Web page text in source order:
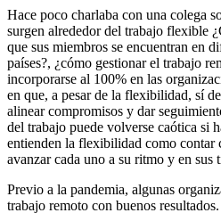
Hace poco charlaba con una colega
surgen alrededor del trabajo flexible
que sus miembros se encuentran en
países?, ¿cómo gestionar el trabajo
incorporarse al 100% en las
en que, a pesar de la flexibilidad, sí
alinear compromisos y dar
del trabajo puede volverse caótica si
entienden la flexibilidad como contar
avanzar cada uno a su ritmo y en sus
Previo a la pandemia, algunas
trabajo remoto con buenos